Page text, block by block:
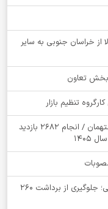
و 404 هزار تن کالا از خراسان جنوبی به سایر
بخش تعاون
تنظیم بازار
خراسان جنوبی رتبه اول کشور در پذیرش توبه متهمان / انجام ۲۶۸۲ بازدید
انسداد ۳۴ حلقه چاه غیرمجاز در خراسان جنوبی؛ جلوگیری از برداشت ۲۶۰